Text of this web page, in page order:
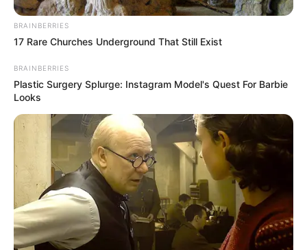
BRAINBERRIES
17 Rare Churches Underground That Still Exist
BRAINBERRIES
Plastic Surgery Splurge: Instagram Model's Quest For Barbie
Looks